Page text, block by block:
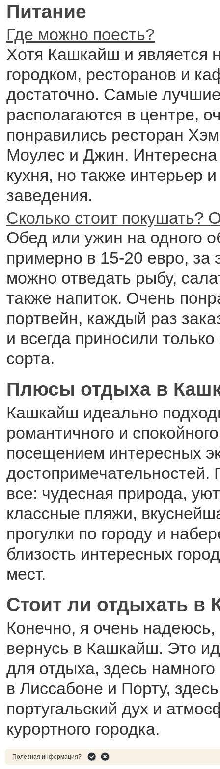
Питание
Где можно поесть?
Хотя Кашкайш и является
городком, ресторанов и
достаточно. Самые
располагаются в центре,
понравились ресторан
Моулес и Джин. Интересна
кухня, но также интерьер
заведения.
Сколько стоит покушать?
Обед или ужин на одного
примерно в 15-20 евро, за
можно отведать рыбу,
также напиток. Очень
портвейн, каждый раз
и всегда приносили
сорта.
Плюсы отдыха в
Кашкайш идеально
романтичного и
посещением интересных
достопримечательностей.
все: чудесная природа,
классные пляжи,
прогулки по городу и
близость интересных
мест.
Стоит ли отдыхать в
Конечно, я очень
вернусь в Кашкайш. Это
для отдыха, здесь
в Лиссабоне и Порту,
португальский дух и
курортного городка.
Полезная информация?